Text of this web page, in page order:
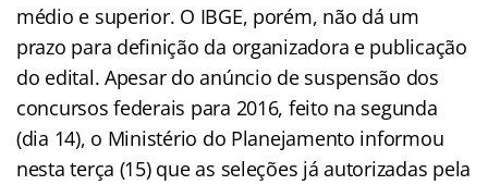
médio e superior. O IBGE, porém, não dá um
prazo para definição da organizadora e publicação
do edital.Apesar do anúncio de suspensão dos
concursos federais para 2016, feito na segunda
(dia 14), o Ministério do Planejamento informou
nesta terça (15) que as seleções já autorizadas pela